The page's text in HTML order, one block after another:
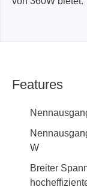
Features
W
Breiter